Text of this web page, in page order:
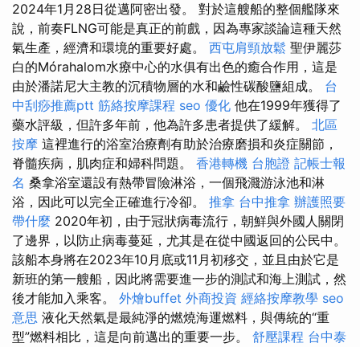
2024年1月28日從邁阿密出發。 對於這艘船的整個艦隊來
說，前奏FLNG可能是真正的前戲，因為專家談論這種天然
氣生產，經濟和環境的重要好處。 西屯肩頸放鬆 聖伊麗莎
白的Mórahalom水療中心的水俱有出色的癒合作用，這是
由於潘諾尼大主教的沉積物層的水和鹼性碳酸鹽組成。 台
中刮痧推薦ptt 筋絡按摩課程 seo 優化 他在1999年獲得了
藥水評級，但許多年前，他為許多患者提供了緩解。 北區
按摩 這裡進行的浴室治療劑有助於治療磨損和炎症關節，
脊髓疾病，肌肉症和婦科問題。 香港轉機 台胞證 記帳士報
名 桑拿浴室還設有熱帶冒險淋浴，一個飛濺游泳池和淋
浴，因此可以完全正確進行冷卻。 推拿 台中推拿 辦護照要
帶什麼 2020年初，由于冠狀病毒流行，朝鮮與外國人關閉
了邊界，以防止病毒蔓延，尤其是在從中國返回的公民中。
該船本身將在2023年10月底或11月初移交，並且由於它是
新班的第一艘船，因此將需要進一步的測試和海上測試，然
後才能加入乘客。 外燴buffet 外商投資 經絡按摩教學 seo
意思 液化天然氣是最純淨的燃燒海運燃料，與傳統的“重
型”燃料相比，這是向前邁出的重要一步。 舒壓課程 台中泰